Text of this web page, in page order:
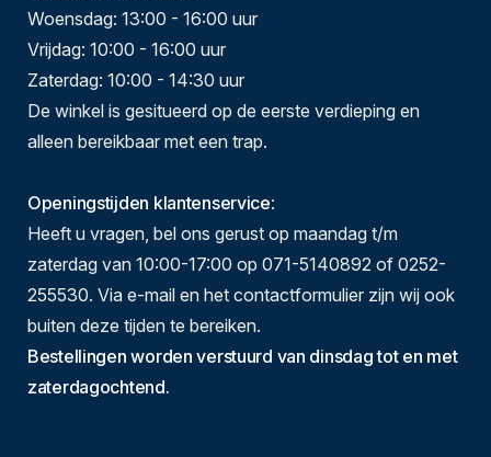
Woensdag: 13:00 - 16:00 uur
Vrijdag: 10:00 - 16:00 uur
Zaterdag: 10:00 - 14:30 uur
De winkel is gesitueerd op de eerste verdieping en
alleen bereikbaar met een trap.
Openingstijden klantenservice:
Heeft u vragen, bel ons gerust op maandag t/m
zaterdag van 10:00-17:00 op 071-5140892 of 0252-
255530. Via e-mail en het contactformulier zijn wij ook
buiten deze tijden te bereiken.
Bestellingen worden verstuurd van dinsdag tot en met
zaterdagochtend.